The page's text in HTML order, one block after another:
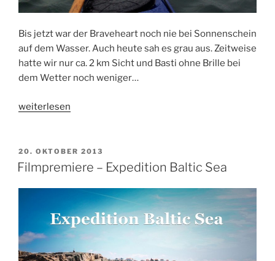
Bis jetzt war der Braveheart noch nie bei Sonnenschein
auf dem Wasser. Auch heute sah es grau aus. Zeitweise
hatte wir nur ca. 2 km Sicht und Basti ohne Brille bei
dem Wetter noch weniger…
„Licht
weiterlesen
VERÖFFENTLICHT
AM
20. OKTOBER 2013
Filmpremiere – Expedition Baltic Sea